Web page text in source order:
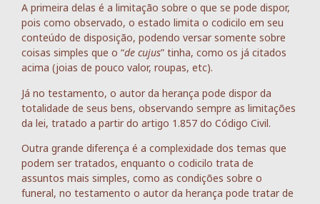
A primeira delas é a limitação sobre o que se pode dispor,
pois como observado, o estado limita o codicilo em seu
conteúdo de disposição, podendo versar somente sobre
coisas simples que o “de cujus” tinha, como os já citados
acima (joias de pouco valor, roupas, etc).
Já no testamento, o autor da herança pode dispor da
totalidade de seus bens, observando sempre as limitações
da lei, tratado a partir do artigo 1.857 do Código Civil.
Outra grande diferença é a complexidade dos temas que
podem ser tratados, enquanto o codicilo trata de
assuntos mais simples, como as condições sobre o
funeral, no testamento o autor da herança pode tratar de